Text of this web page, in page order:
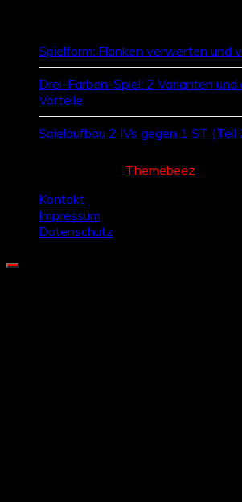
Spielform: Flanken verwerten und
Drei-Farben-Spiel: 2 Varianten
Vorteile
Spielaufbau 2 IVs gegen 1 ST (Teil
Themebeez
Kontakt
Impressum
Datenschutz